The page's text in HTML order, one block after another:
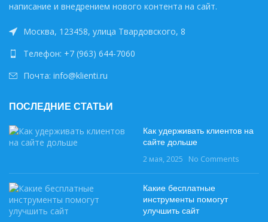
написание и внедрением нового контента на сайт.
Москва, 123458, улица Твардовского, 8
Телефон: +7 (963) 644-7060
Почта: info@klienti.ru
ПОСЛЕДНИЕ СТАТЬИ
Как удерживать клиентов на
сайте дольше
2 мая, 2025 No Comments
Какие бесплатные
инструменты помогут
улучшить сайт